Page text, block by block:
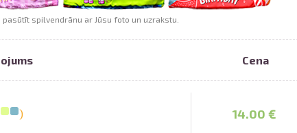
papīra veidi jūsu foto
vai saņemšana klātienē
pasūtīt spilvendrānu ar Jūsu foto un uzrakstu.
Cena
) 14.00 €